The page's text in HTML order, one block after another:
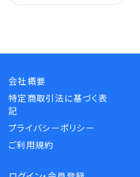
会社概要
特定商取引法に基づく表
記
プライバシーポリシー
ご利用規約